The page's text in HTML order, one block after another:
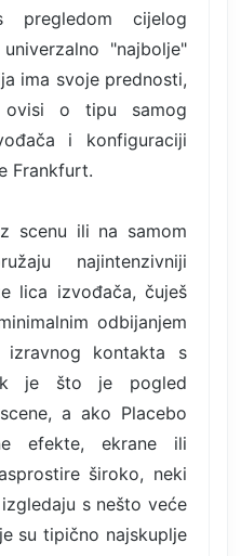
cijelog
"najbolje"
ima svoje prednosti,
o tipu samog
i konfiguraciji
Frankfurt.
scenu ili na samom
najintenzivniji
lica izvođača, čuješ
odbijanjem
kontakta s
je što je pogled
a ako Placebo
efekte, ekrane ili
široko, neki
s nešto veće
su tipično najskuplje